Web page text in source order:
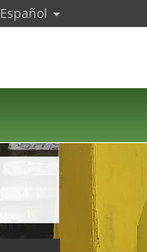
Español